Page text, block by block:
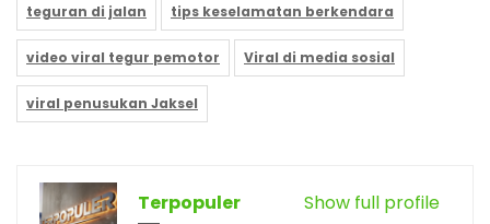
teguran di jalan tips keselamatan berkendara
video viral tegur pemotor Viral di media sosial
viral penusukan Jaksel
Show full profile
Terpopuler